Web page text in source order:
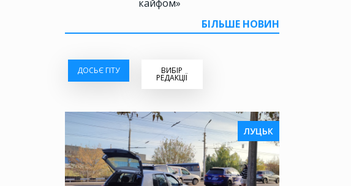
кайфом»
БІЛЬШЕ НОВИН
ДОСЬЄ ГІТУ ВИБІР
РЕДАКЦІЇ
ЛУЦЬК